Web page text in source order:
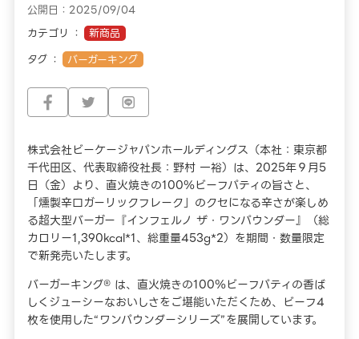
公開日：2025/09/04
カテゴリ
新商品
タグ
バーガーキング
株式会社ビーケージャパンホールディングス（本社：東京都
千代田区、代表取締役社長：野村 一裕）は、2025年９月5
日（金）より、直火焼きの100％ビーフパティの旨さと、
「燻製辛口ガーリックフレーク」のクセになる辛さが楽しめ
る超大型バーガー『インフェルノ ザ・ワンパウンダー』（総
カロリー1,390kcal*1、総重量453g*2）を期間・数量限定
で新発売いたします。
バーガーキング® は、直火焼きの100％ビーフパティの香ば
しくジューシーなおいしさをご堪能いただくため、ビーフ4
枚を使用した“ワンパウンダーシリーズ”を展開しています。